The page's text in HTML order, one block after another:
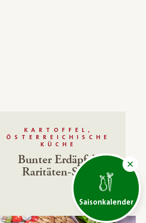
Saisonkalender
KARTOFFEL,
ÖSTERREICHISCHE
KÜCHE
Bunter Erdäpfel-
Raritäten-Salat